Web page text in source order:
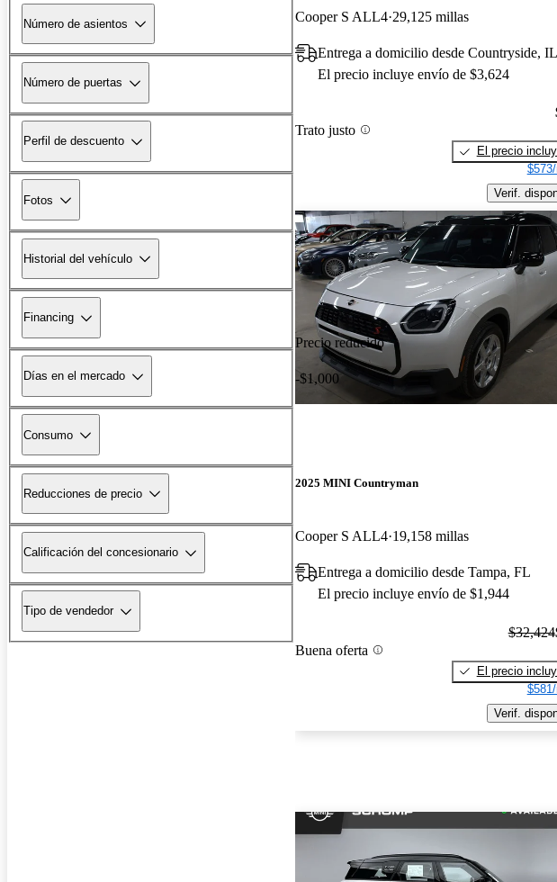
Número de asientos
Número de puertas
Perfil de descuento
Fotos
Historial del vehículo
Financing
Días en el mercado
Consumo
Reducciones de precio
Calificación del concesionario
Tipo de vendedor
Cooper S ALL4 29,125 millas
Entrega a domicilio desde Countryside, IL
El precio incluye envío de $3,624
Trato justo
El precio
Verif.
Precio reducido
-$1,000
2025 MINI Countryman
Cooper S ALL4 19,158 millas
Entrega a domicilio desde Tampa, FL
El precio incluye envío de $1,944
Buena oferta
$32,424
El precio
Verif.